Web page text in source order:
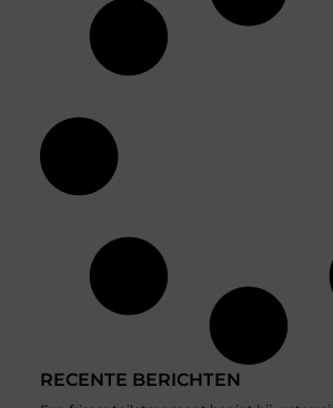
RECENTE BERICHTEN